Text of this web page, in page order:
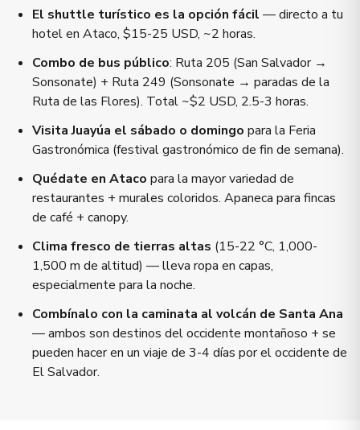
El shuttle turístico es la opción fácil — directo a tu
hotel en Ataco, $15-25 USD, ~2 horas.
Combo de bus público: Ruta 205 (San Salvador →
Sonsonate) + Ruta 249 (Sonsonate → paradas de la
Ruta de las Flores). Total ~$2 USD, 2.5-3 horas.
Visita Juayúa el sábado o domingo para la Feria
Gastronómica (festival gastronómico de fin de semana).
Quédate en Ataco para la mayor variedad de
restaurantes + murales coloridos. Apaneca para fincas
de café + canopy.
Clima fresco de tierras altas (15-22 °C, 1,000-
1,500 m de altitud) — lleva ropa en capas,
especialmente para la noche.
Combínalo con la caminata al volcán de Santa Ana
— ambos son destinos del occidente montañoso + se
pueden hacer en un viaje de 3-4 días por el occidente de
El Salvador.